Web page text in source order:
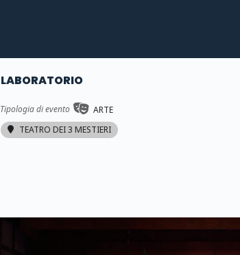
Tipologia di evento
ARTE
TEATRO DEI 3 MESTIERI